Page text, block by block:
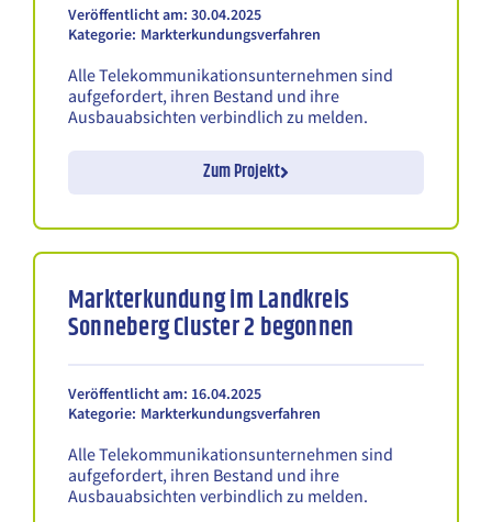
Veröffentlicht am: 30.04.2025
Kategorie: Markterkundungsverfahren
Alle Telekommunikationsunternehmen sind
aufgefordert, ihren Bestand und ihre
Ausbauabsichten verbindlich zu melden.
Zum Projekt
Markterkundung im Landkreis
Sonneberg Cluster 2 begonnen
Veröffentlicht am: 16.04.2025
Kategorie: Markterkundungsverfahren
Alle Telekommunikationsunternehmen sind
aufgefordert, ihren Bestand und ihre
Ausbauabsichten verbindlich zu melden.